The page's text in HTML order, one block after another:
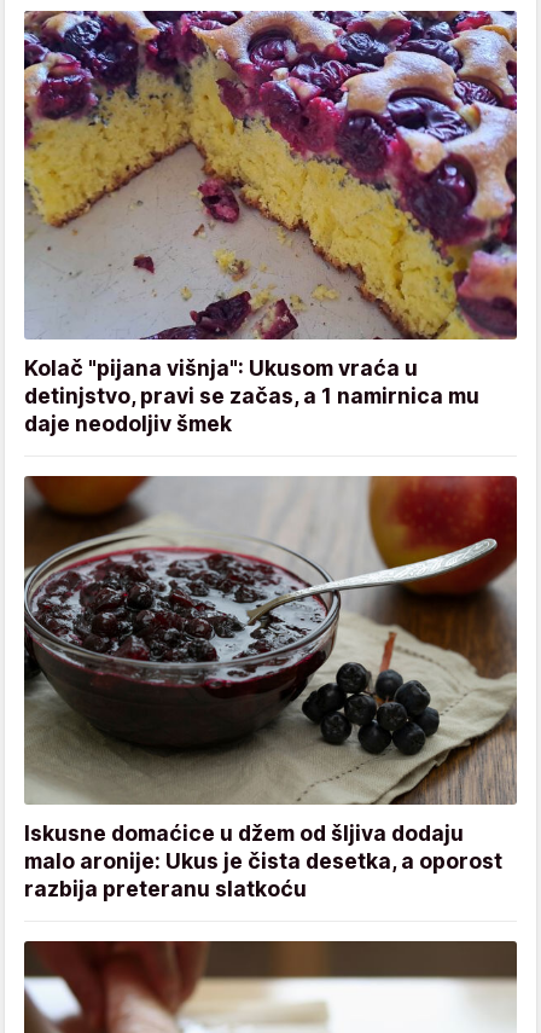
Kolač "pijana višnja": Ukusom vraća u
detinjstvo, pravi se začas, a 1 namirnica mu
daje neodoljiv šmek
Iskusne domaćice u džem od šljiva dodaju
malo aronije: Ukus je čista desetka, a oporost
razbija preteranu slatkoću